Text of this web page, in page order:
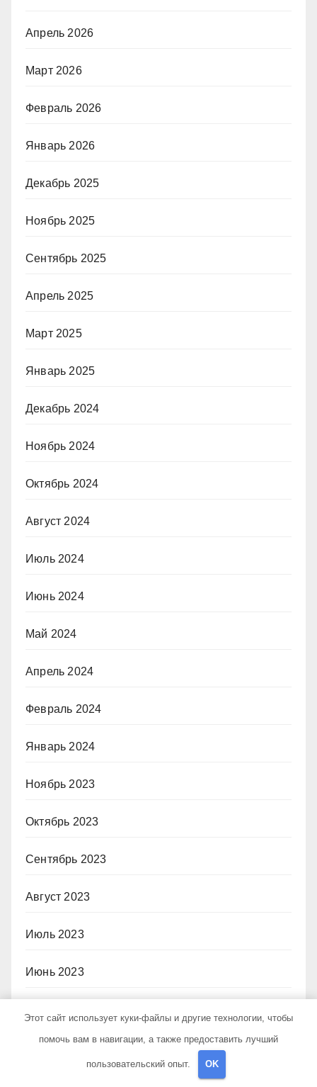
Апрель 2026
Март 2026
Февраль 2026
Январь 2026
Декабрь 2025
Ноябрь 2025
Сентябрь 2025
Апрель 2025
Март 2025
Январь 2025
Декабрь 2024
Ноябрь 2024
Октябрь 2024
Август 2024
Июль 2024
Июнь 2024
Май 2024
Апрель 2024
Февраль 2024
Январь 2024
Ноябрь 2023
Октябрь 2023
Сентябрь 2023
Август 2023
Июль 2023
Июнь 2023
Этот сайт использует куки-файлы и другие технологии, чтобы
помочь вам в навигации, а также предоставить лучший
пользовательский опыт. OK